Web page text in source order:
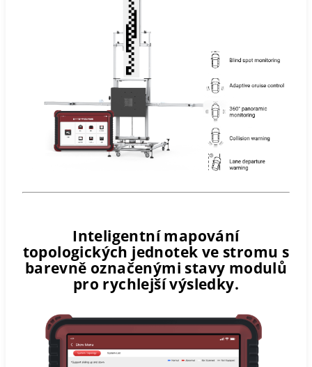
Inteligentní mapování
topologických jednotek ve stromu s
barevně označenými stavy modulů
pro rychlejší výsledky.